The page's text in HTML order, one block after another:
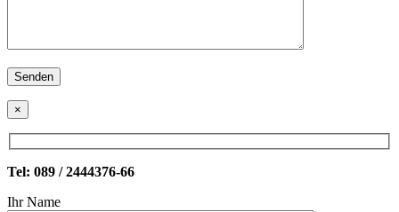
×
Tel: 089 / 2444376-66
Ihr Name